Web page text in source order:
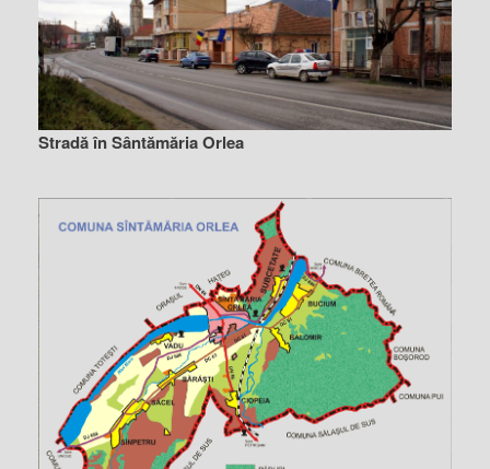
Stradă în Sântămăria Orlea